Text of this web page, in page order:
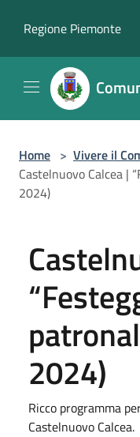
Regione Piemonte
Home > Vivere il
Castelnuovo Calcea |
2024)
2024)
Ricco programma
Castelnuovo Calcea.